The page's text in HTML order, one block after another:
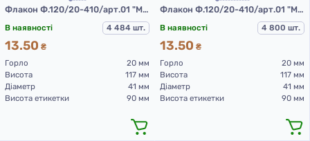
Флакон Ф.120/20-410/арт.01 "Монті" (білий)
В наявності 4 484 шт.
13.50 ₴
Горло
20 мм
Висота
117 мм
Діаметр
41 мм
Висота етикетки
90 мм
Флакон Ф.120/20-410/арт.01 "Монті" (прозорий)
В наявності 4 800 шт.
13.50 ₴
Горло
20 мм
Висота
117 мм
Діаметр
41 мм
Висота етикетки
90 мм